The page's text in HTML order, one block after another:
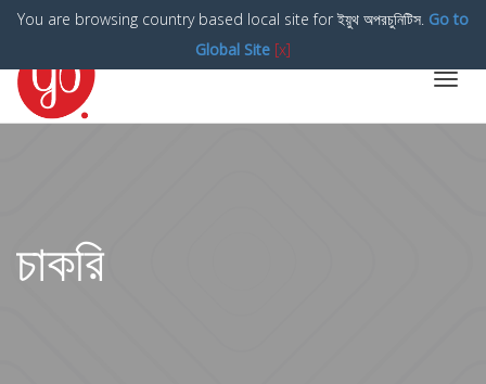
চাকরি
You are browsing country based local site for ইয়ুথ অপরচুনিটিস. Go to
Global Site [x]